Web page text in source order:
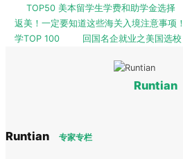
TOP50 美本留学生学费和助学金选择
返美！一定要知道这些海关入境注意事项！
学TOP 100
回国名企就业之美国选校
Runtian
Runtian 专家专栏